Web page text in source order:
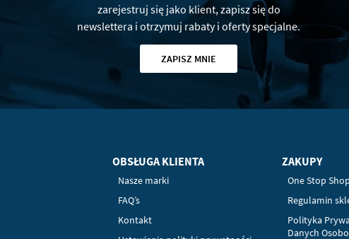
zarejestruj się jako klient, zapisz się do
newslettera i otrzymuj rabaty i oferty specjalne.
ZAPISZ MNIE
OBSŁUGA KLIENTA
Nasze marki
FAQ’s
Kontakt
ZAKUPY
One Stop Shop
Regulamin
Polityka
Danych